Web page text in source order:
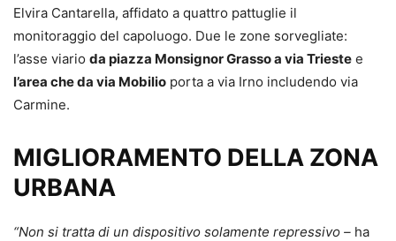
Elvira Cantarella, affidato a quattro pattuglie il
monitoraggio del capoluogo. Due le zone sorvegliate:
l’asse viario da piazza Monsignor Grasso a via Trieste e
l’area che da via Mobilio porta a via Irno includendo via
Carmine.
MIGLIORAMENTO DELLA ZONA
URBANA
“Non si tratta di un dispositivo solamente repressivo – ha